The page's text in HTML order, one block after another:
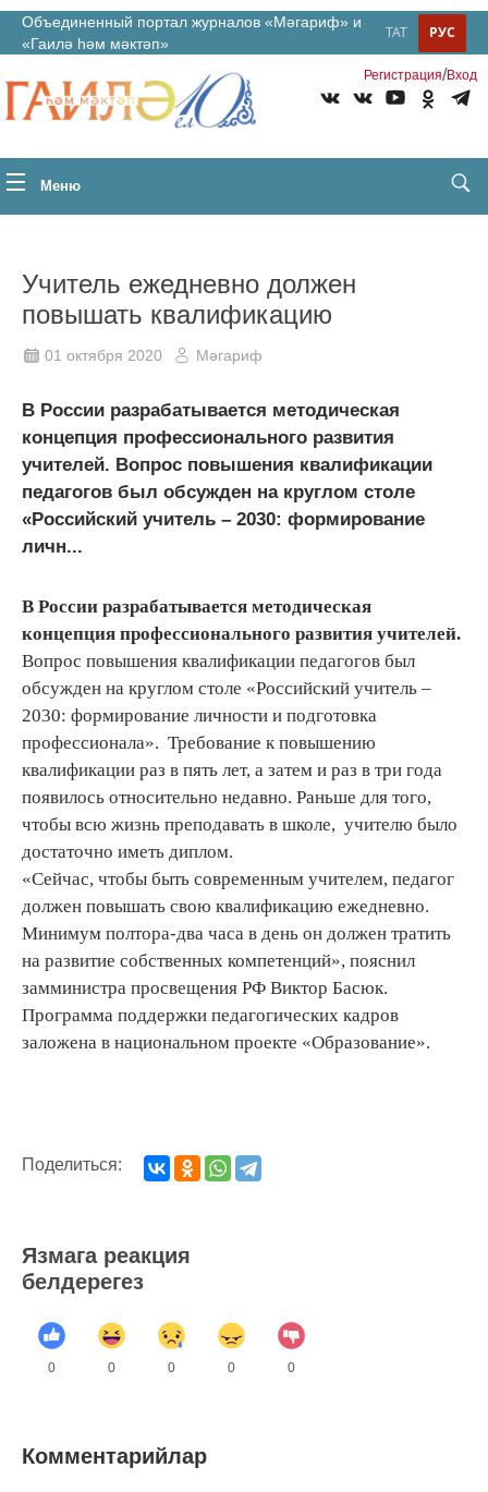
Объединенный портал журналов «Мәгариф» и
«Гаилә һәм мәктәп»
РУС
ТАТ
Регистрация/Вход
Меню
Учитель ежедневно должен
повышать квалификацию
01 октября 2020 Мәгариф
В России разрабатывается методическая
концепция профессионального развития
учителей. Вопрос повышения квалификации
педагогов был обсужден на круглом столе
«Российский учитель – 2030: формирование
личн...
В России разрабатывается методическая
концепция профессионального развития учителей.
Вопрос повышения квалификации педагогов был
обсужден на круглом столе «Российский учитель –
2030: формирование личности и подготовка
профессионала». Требование к повышению
квалификации раз в пять лет, а затем и раз в три года
появилось относительно недавно. Раньше для того,
чтобы всю жизнь преподавать в школе, учителю было
достаточно иметь диплом.
«Сейчас, чтобы быть современным учителем, педагог
должен повышать свою квалификацию ежедневно.
Минимум полтора-два часа в день он должен тратить
на развитие собственных компетенций», пояснил
замминистра просвещения РФ Виктор Басюк.
Программа поддержки педагогических кадров
заложена в национальном проекте «Образование».
Поделиться:
Язмага реакция
белдерегез
0 0 0 0 0
Комментарийлар